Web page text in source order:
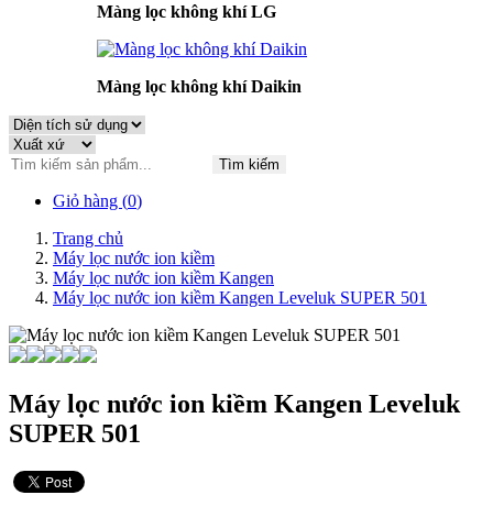
Màng lọc không khí LG
Màng lọc không khí Daikin
Tìm kiếm
Giỏ hàng (0)
Trang chủ
Máy lọc nước ion kiềm
Máy lọc nước ion kiềm Kangen
Máy lọc nước ion kiềm Kangen Leveluk SUPER 501
Máy lọc nước ion kiềm Kangen Leveluk
SUPER 501